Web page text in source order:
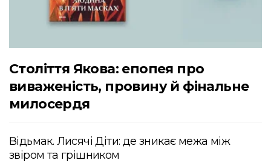
Століття Якова: епопея про
виваженість, провину й фінальне
милосердя
Відьмак. Лисячі Діти: де зникає межа між
звіром та грішником